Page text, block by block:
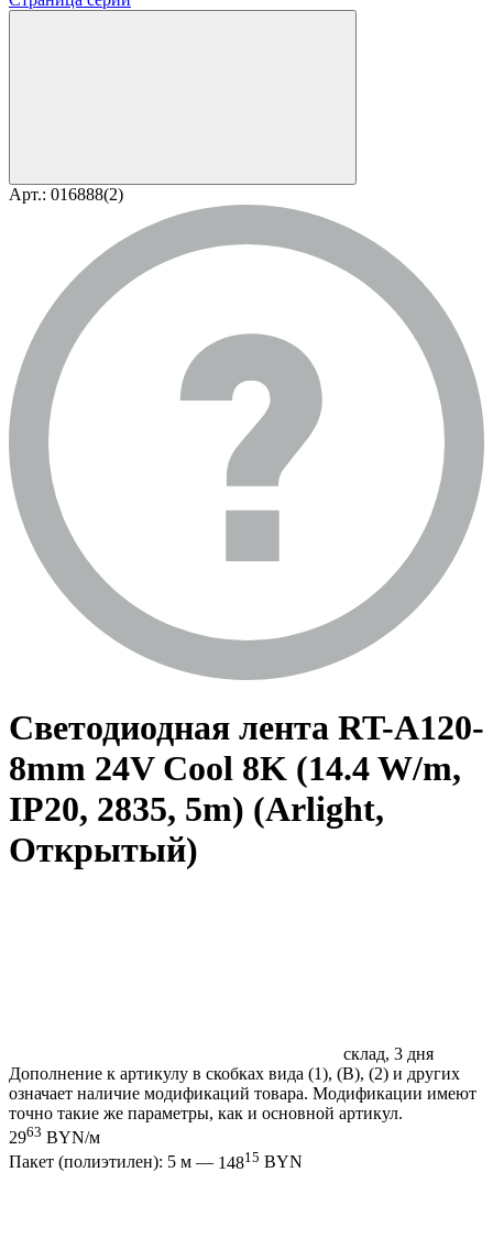
Арт.: 016888(2)
Светодиодная лента RT-A120-
8mm 24V Cool 8K (14.4 W/m,
IP20, 2835, 5m) (Arlight,
Открытый)
склад, 3 дня
Дополнение к артикулу в скобках вида (1), (B), (2) и других
означает наличие модификаций товара. Модификации имеют
точно такие же параметры, как и основной артикул.
2963 BYN/м
Пакет (полиэтилен): 5 м — 14815 BYN